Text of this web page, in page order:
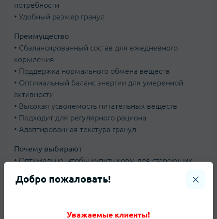
потребности
• Удобный размер гранул
Преимущество
• Сбалансированный состав для ежедневного
кормления
• Поддержка нормального обмена веществ
• Оптимальный баланс энергии для умеренной
активности
• Высокая усвояемость питательных веществ
• Подходит для регулярного рациона
• Адаптированная текстура гранул
Почему выбирают
• Оптимально, чтобы купить корм для стареющих
• Подходит для кошек с возрастными изменениями
Добро пожаловать!
Уважаемые клиенты!